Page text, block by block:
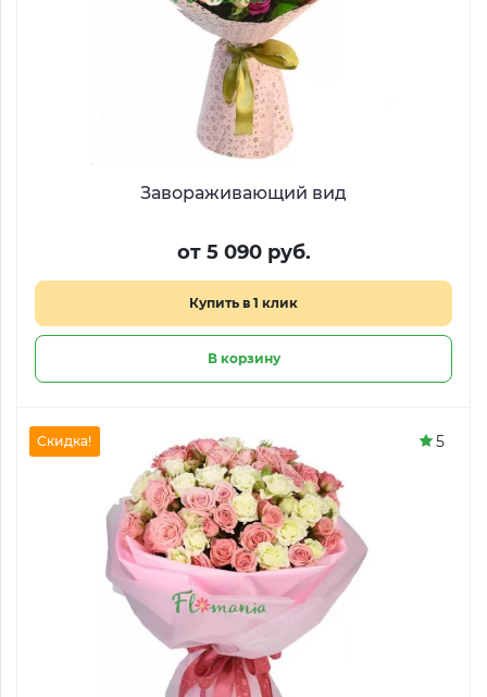
Завораживающий вид
от 5 090 руб.
Купить в 1 клик
В корзину
Скидка! 5